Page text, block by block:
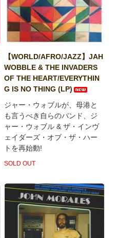
【WORLD/AFRO/JAZZ】JAH
WOBBLE & THE INVADERS
OF THE HEART/EVERYTHIN
G IS NO THING (LP)
ジャー・ウォブルが、母港と
も言うべき自らのバンド、ジ
ャー・ウォブル & ザ・インヴ
ェイダーズ・オブ・ザ・ハー
トを再始動!
SOLD OUT